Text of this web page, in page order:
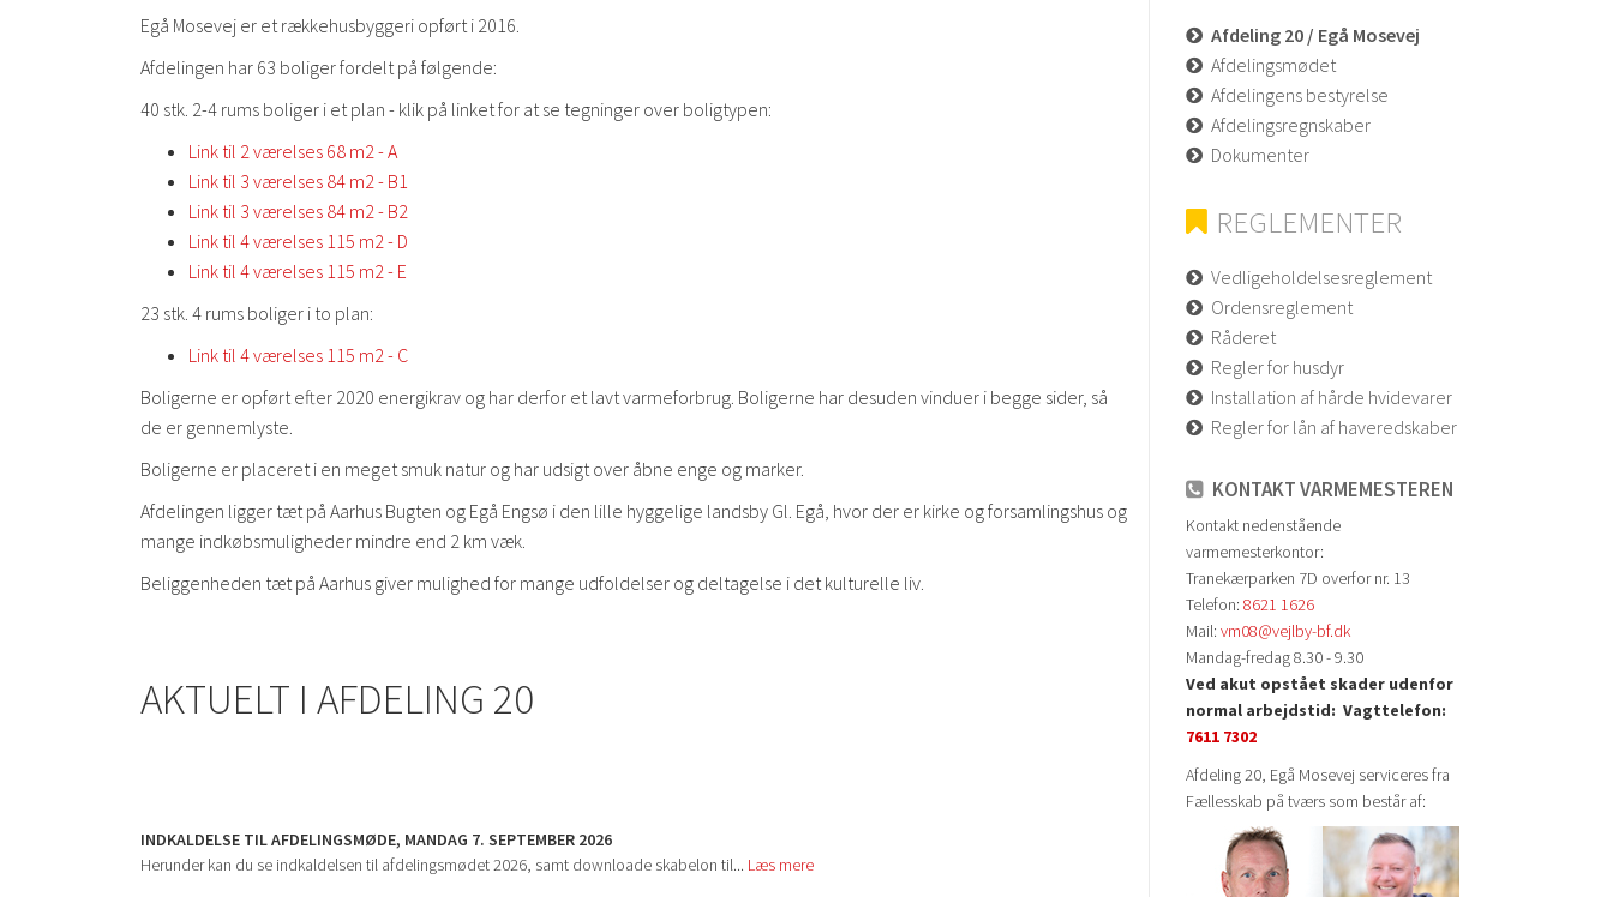
Egå Mosevej er et rækkehusbyggeri opført i 2016.
Afdelingen har 63 boliger fordelt på følgende:
40 stk. 2-4 rums boliger i et plan - klik på linket for at se tegninger over boligtypen:
Link til 2 værelses 68 m2 - A
Link til 3 værelses 84 m2 - B1
Link til 3 værelses 84 m2 - B2
Link til 4 værelses 115 m2 - D
Link til 4 værelses 115 m2 - E
23 stk. 4 rums boliger i to plan:
Link til 4 værelses 115 m2 - C
Boligerne er opført efter 2020 energikrav og har derfor et lavt varmeforbrug. Boligerne har desuden vinduer i begge sider, så
de er gennemlyste.
Boligerne er placeret i en meget smuk natur og har udsigt over åbne enge og marker.
Afdelingen ligger tæt på Aarhus Bugten og Egå Engsø i den lille hyggelige landsby Gl. Egå, hvor der er kirke og forsamlingshus og
mange indkøbsmuligheder mindre end 2 km væk.
Beliggenheden tæt på Aarhus giver mulighed for mange udfoldelser og deltagelse i det kulturelle liv.
AKTUELT I AFDELING 20
INDKALDELSE TIL AFDELINGSMØDE, MANDAG 7. SEPTEMBER 2026
Herunder kan du se indkaldelsen til afdelingsmødet 2026, samt downloade skabelon til... Læs mere
Afdeling 20 / Egå Mosevej
Afdelingsmødet
Afdelingens bestyrelse
Afdelingsregnskaber
Dokumenter
REGLEMENTER
Vedligeholdelsesreglement
Ordensreglement
Råderet
Regler for husdyr
Installation af hårde hvidevarer
Regler for lån af haveredskaber
KONTAKT VARMEMESTEREN
Kontakt nedenstående
varmemesterkontor:
Tranekærparken 7D overfor nr. 13
Telefon: 8621 1626
Mail: vm08@vejlby-bf.dk
Mandag-fredag 8.30 - 9.30
Ved akut opstået skader udenfor
normal arbejdstid: Vagttelefon:
7611 7302
Afdeling 20, Egå Mosevej serviceres fra
Fællesskab på tværs som består af: